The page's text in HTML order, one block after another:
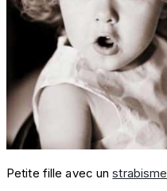
Petite fille avec unstrabisme